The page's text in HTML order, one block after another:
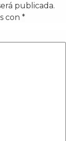
publicada.
con *